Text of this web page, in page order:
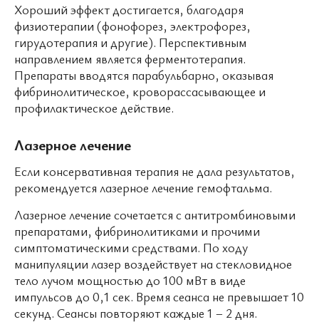
Хороший эффект достигается, благодаря
физиотерапии (фонофорез, электрофорез,
гирудотерапия и другие). Перспективным
направлением является ферментотерапия.
Препараты вводятся парабульбарно, оказывая
фибринолитическое, кроворассасывающее и
профилактическое действие.
Лазерное лечение
Если консервативная терапия не дала результатов,
рекомендуется лазерное лечение гемофтальма.
Лазерное лечение сочетается с антитромбиновыми
препаратами, фибринолитиками и прочими
симптоматическими средствами. По ходу
манипуляции лазер воздействует на стекловидное
тело лучом мощностью до 100 мВт в виде
импульсов до 0,1 сек. Время сеанса не превышает 10
секунд. Сеансы повторяют каждые 1 – 2 дня.